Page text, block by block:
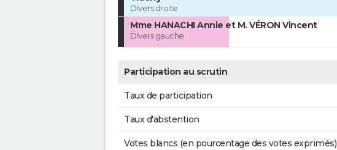
Divers droite
Mme HANACHI Annie et M. VÉRON Vincent
Divers gauche
Participation au scrutin
Taux de participation
Taux d'abstention
Votes blancs (en pourcentage des votes exprimés)